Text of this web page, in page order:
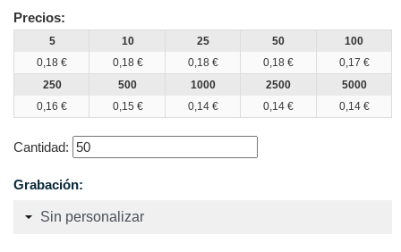
Precios:
5
0,18 €
10
0,18 €
25
0,18 €
50
0,18 €
100
0,17 €
250
0,16 €
500
0,15 €
1000
0,14 €
2500
0,14 €
5000
0,14 €
Cantidad:
Grabación: